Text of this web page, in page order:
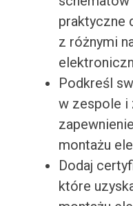
praktyczne
z różnymi
Podkreśl
w zespole i
montażu
Dodaj
które